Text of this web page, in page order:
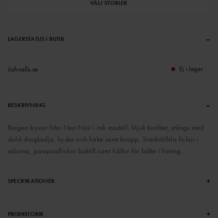
VÄLJ STORLEK
LAGERSTATUS I BUTIK –
Johnells.se Ej i lager
BESKRIVNING –
Beigea byxor från Neo Noir i rak modell. Mjuk kvalitet, stängs med
dold dragkedja, hyska och hake samt knapp. Snedställda fickor i
sidorna, passpoalfickor baktill samt hällor för bälte i linning.
SPECIFIKATIONER +
PRISHISTORIK +